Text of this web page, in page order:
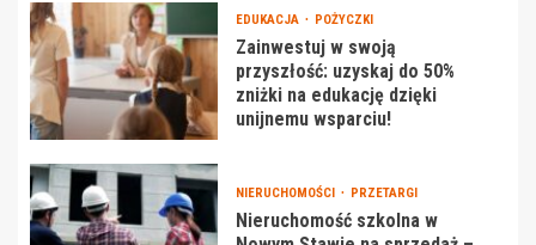
EDUKACJA POŻYCZKI
Zainwestuj w swoją
przyszłość: uzyskaj do 50%
zniżki na edukację dzięki
unijnemu wsparciu!
NIERUCHOMOŚCI PRZETARGI
Nieruchomość szkolna w